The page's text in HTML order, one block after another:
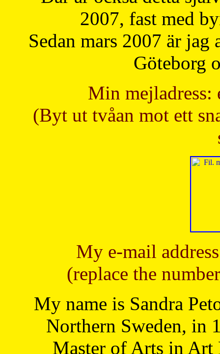
2007, fast med
Sedan mars 2007 är
Göteborg
Min mejladress:
(Byt ut tvåan mot ett
My e-mail
(replace the
My name is Sandra
Northern Sweden, in
Master of Arts in Art